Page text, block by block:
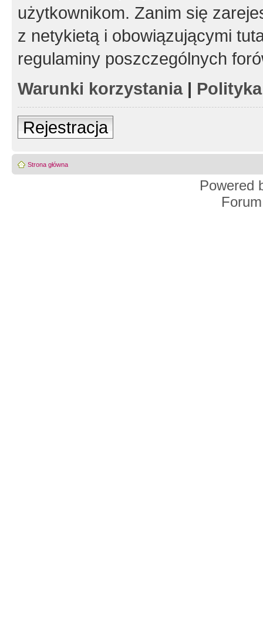
użytkownikom. Zanim się
z netykietą i obowiązującymi
regulaminy poszczególnych
Warunki korzystania|
Rejestracja
Strona główna
Powered